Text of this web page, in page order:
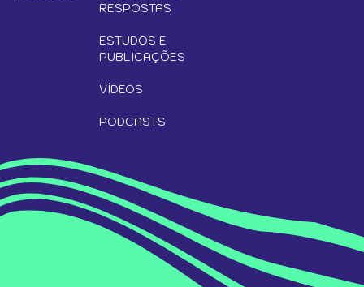
RESPOSTAS
ESTUDOS E
PUBLICAÇÕES
VÍDEOS
PODCASTS